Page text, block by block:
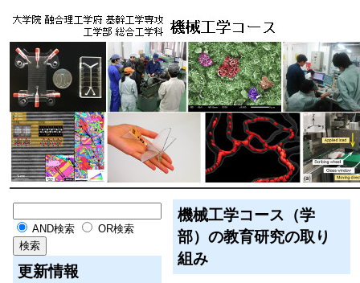
AND検索 OR検索
更新情報
機械工学コース（学
部）の教育研究の取り
組み